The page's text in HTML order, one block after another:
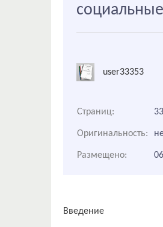
user33353
Страниц: 33
Оригинальность:
Размещено:
Введение